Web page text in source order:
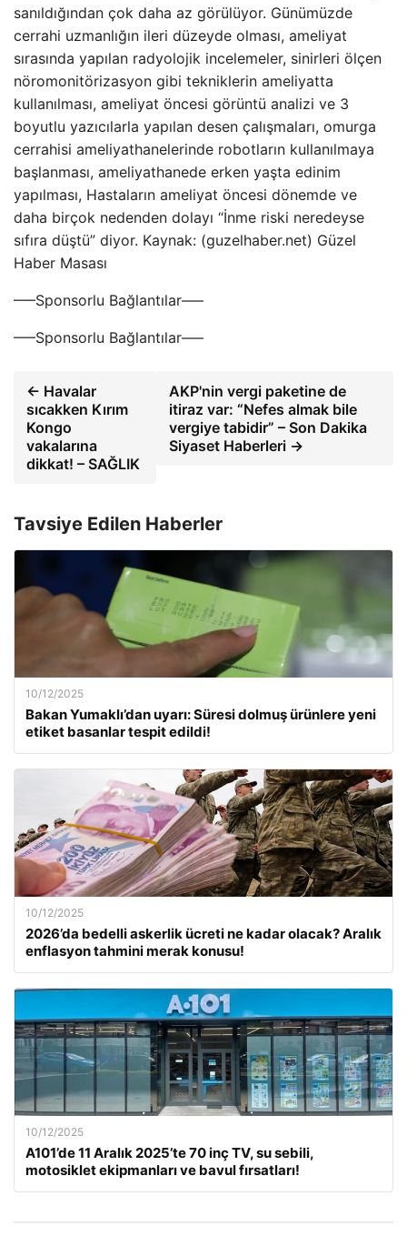
sanıldığından çok daha az görülüyor. Günümüzde
cerrahi uzmanlığın ileri düzeyde olması, ameliyat
sırasında yapılan radyolojik incelemeler, sinirleri ölçen
nöromonitörizasyon gibi tekniklerin ameliyatta
kullanılması, ameliyat öncesi görüntü analizi ve 3
boyutlu yazıcılarla yapılan desen çalışmaları, omurga
cerrahisi ameliyathanelerinde robotların kullanılmaya
başlanması, ameliyathanede erken yaşta edinim
yapılması, Hastaların ameliyat öncesi dönemde ve
daha birçok nedenden dolayı “İnme riski neredeyse
sıfıra düştü” diyor. Kaynak: (guzelhaber.net) Güzel
Haber Masası
—–Sponsorlu Bağlantılar—–
—–Sponsorlu Bağlantılar—–
← Havalar
sıcakken Kırım
Kongo
vakalarına
dikkat! – SAĞLIK
AKP'nin vergi paketine de
itiraz var: “Nefes almak bile
vergiye tabidir” – Son Dakika
Siyaset Haberleri →
Tavsiye Edilen Haberler
10/12/2025
Bakan Yumaklı’dan uyarı: Süresi dolmuş ürünlere yeni
etiket basanlar tespit edildi!
10/12/2025
2026’da bedelli askerlik ücreti ne kadar olacak? Aralık
enflasyon tahmini merak konusu!
10/12/2025
A101’de 11 Aralık 2025’te 70 inç TV, su sebili,
motosiklet ekipmanları ve bavul fırsatları!